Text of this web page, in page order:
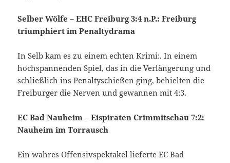
Selber Wölfe – EHC Freiburg 3:4 n.P.: Freiburg
triumphiert im Penaltydrama
In Selb kam es zu einem echten Krimi:. In einem
hochspannenden Spiel, das in die Verlängerung und
schließlich ins Penaltyschießen ging, behielten die
Freiburger die Nerven und gewannen mit 4:3.
EC Bad Nauheim – Eispiraten Crimmitschau 7:2:
Nauheim im Torrausch
Ein wahres Offensivspektakel lieferte EC Bad